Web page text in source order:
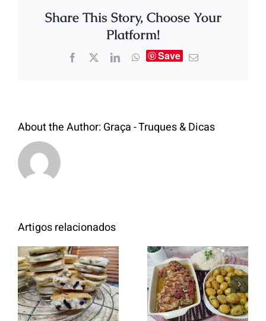
Share This Story, Choose Your
Platform!
Save
About the Author:Graça - Truques & Dicas
Artigos relacionados
Panquecas
com Oreo
Entrecosto
italiano c/
batata a
murro e